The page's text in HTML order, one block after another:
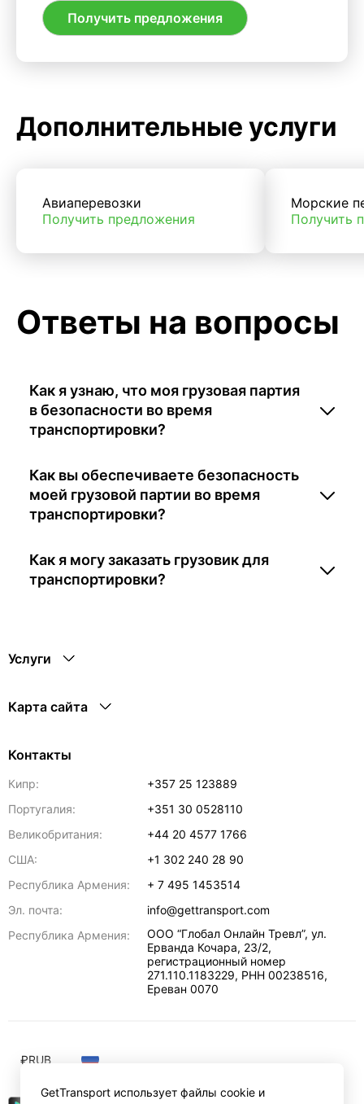
Получить предложения
Дополнительные услуги
Авиаперевозки
Получить предложения
Морские
Получить
Ответы на вопросы
Как я узнаю, что моя грузовая партия
в безопасности во время
транспортировки?
Как вы обеспечиваете безопасность
моей грузовой партии во время
транспортировки?
Как я могу заказать грузовик для
транспортировки?
Услуги
Карта сайта
Контакты
Кипр:
+357 25 123889
Португалия:
+351 30 0528110
Великобритания:
+44 20 4577 1766
США:
+1 302 240 28 90
Республика Армения:
+ 7 495 1453514
Эл. почта:
info@gettransport.com
Республика Армения:
ООО “Глобал Онлайн Тревл”, ул.
Ерванда Кочара, 23/2,
регистрационный номер
271.110.1183229, РНН 00238516,
Ереван 0070
₽RUB
GetTransport использует файлы cookie и